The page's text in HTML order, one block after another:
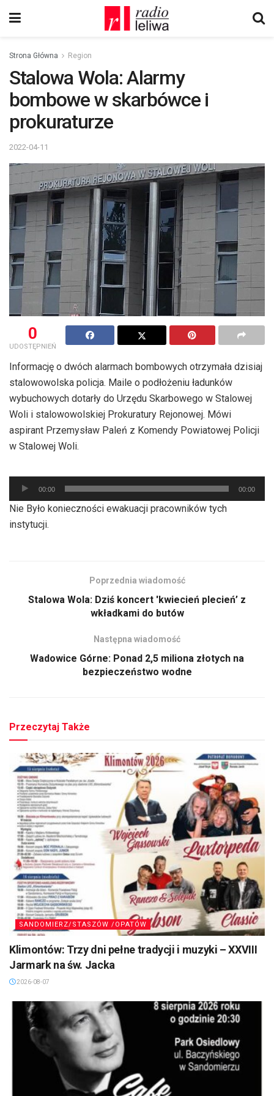
Strona Główna Region
Stalowa Wola: Alarmy
bombowe w skarbówce i
prokuraturze
2022-04-11
0
UDOSTĘPNIEŃ
Informację o dwóch alarmach bombowych otrzymała dzisiaj
stalowowolska policja. Maile o podłożeniu ładunków
wybuchowych dotarły do Urzędu Skarbowego w Stalowej
Woli i stalowowolskiej Prokuratury Rejonowej. Mówi
aspirant Przemysław Paleń z Komendy Powiatowej Policji
w Stalowej Woli.
Odtwarzacz
plików
dźwiękowych
00:00 00:00
Nie Było konieczności ewakuacji pracowników tych
instytucji.
Poprzednia wiadomość
Stalowa Wola: Dziś koncert 'kwiecień plecień’ z
wkładkami do butów
Następna wiadomość
Wadowice Górne: Ponad 2,5 miliona złotych na
bezpieczeństwo wodne
Przeczytaj Także
SANDOMIERZ/STASZÓW /OPATÓW
Klimontów: Trzy dni pełne tradycji i muzyki – XXVIII
Jarmark na św. Jacka
2026-08-07